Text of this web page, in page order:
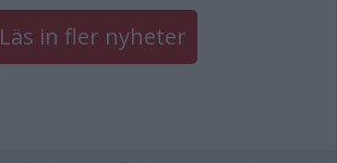
Läs in fler nyheter